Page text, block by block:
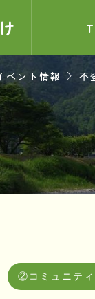
お知ら
サンプル
ント情報  不
②コミュニテ